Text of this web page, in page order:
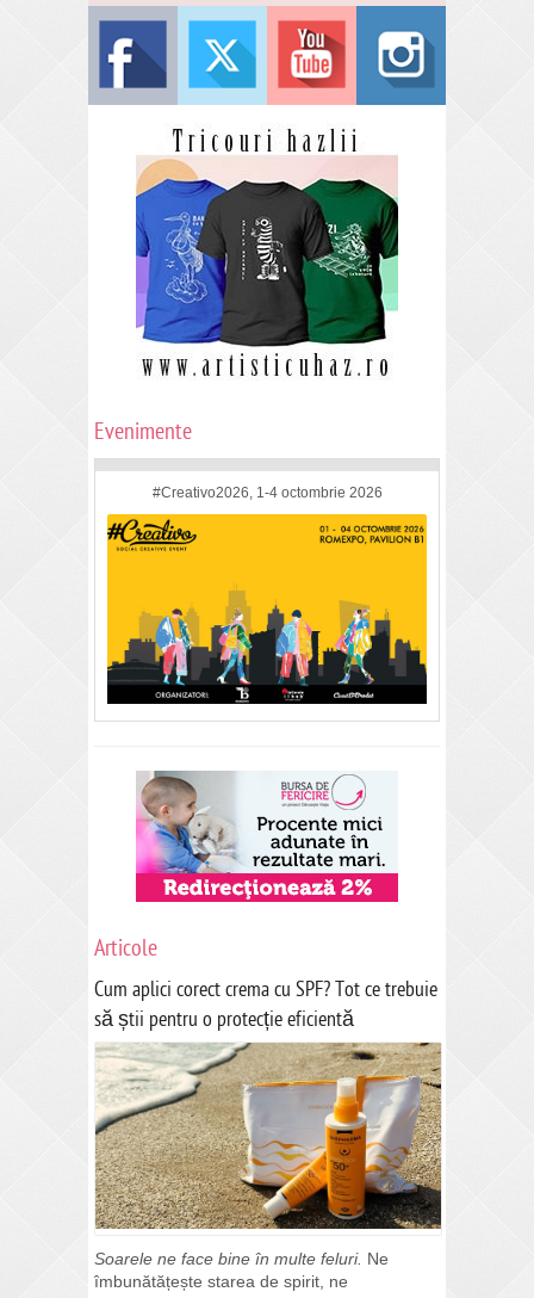
Evenimente
#Creativo2026, 1-4 octombrie 2026
Articole
Cum aplici corect crema cu SPF? Tot ce trebuie
să știi pentru o protecție eficientă
Soarele ne face bine în multe feluri. Ne
îmbunătățește starea de spirit, ne